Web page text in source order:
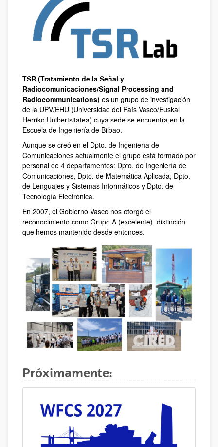
TSR (Tratamiento de la Señal y
Radiocomunicaciones/Signal Processing and
Radiocommunications) es un grupo de investigación
de la UPV/EHU (Universidad del País Vasco/Euskal
Herriko Unibertsitatea) cuya sede se encuentra en la
Escuela de Ingeniería de Bilbao.
Aunque se creó en el Dpto. de Ingeniería de
Comunicaciones actualmente el grupo está formado por
personal de 4 departamentos: Dpto. de Ingeniería de
Comunicaciones, Dpto. de Matemática Aplicada, Dpto.
de Lenguajes y Sistemas Informáticos y Dpto. de
Tecnología Electrónica.
En 2007, el Gobierno Vasco nos otorgó el
reconocimiento como Grupo A (excelente), distinción
que hemos mantenido desde entonces.
Próximamente: